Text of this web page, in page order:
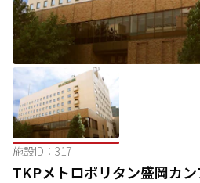
施設ID： 317
TKPメトロポリタン盛岡カ